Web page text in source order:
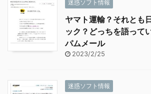
迷惑ソフト情報
ヤマト運輸？それとも
ック？どっちを語って
パムメール
2023/2/25
迷惑ソフト情報